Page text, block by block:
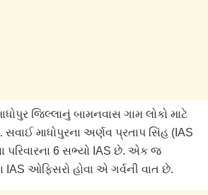
જિલ્લાનું બામનવાસ ગામ લોકો માટે
માધોપુરના અર્ણવ પ્રતાપ સિંહ (IAS
પરિવારના 6 સભ્યો IAS છે. એક જ
IAS ઓફિસરો હોવા એ ગર્વની વાત છે.